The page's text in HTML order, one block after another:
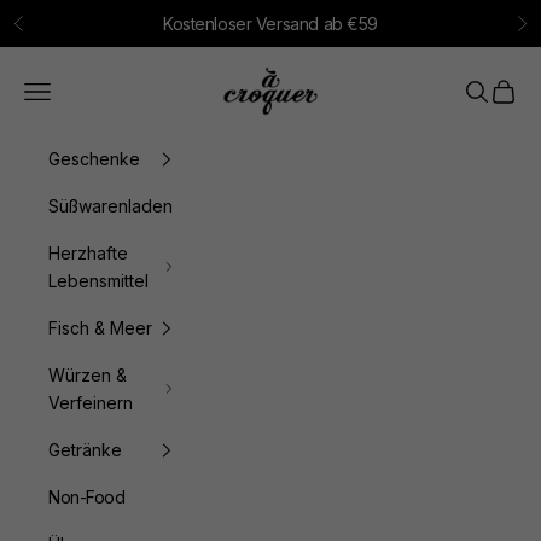
Zum Inhalt springen
Zurück Kostenloser Versand ab €59
à croquer
Menü Suchen
Geschenke
Süßwarenladen
Herzhafte
Lebensmittel
Fisch & Meer
Würzen &
Verfeinern
Getränke
Non-Food